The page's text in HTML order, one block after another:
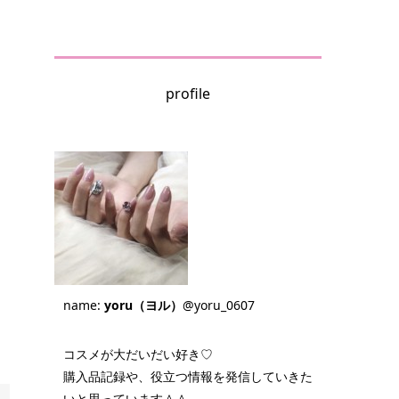
profile
name: yoru（ヨル） @yoru_0607
コスメが大だいだい好き♡
購入品記録や、役立つ情報を発信していきた